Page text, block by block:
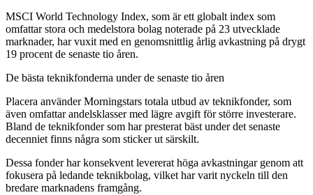
MSCI World Technology Index, som är ett globalt index som
omfattar stora och medelstora bolag noterade på 23 utvecklade
marknader, har vuxit med en genomsnittlig årlig avkastning på drygt
19 procent de senaste tio åren.
De bästa teknikfonderna under de senaste tio åren
Placera använder Morningstars totala utbud av teknikfonder, som
även omfattar andelsklasser med lägre avgift för större investerare.
Bland de teknikfonder som har presterat bäst under det senaste
decenniet finns några som sticker ut särskilt.
Dessa fonder har konsekvent levererat höga avkastningar genom att
fokusera på ledande teknikbolag, vilket har varit nyckeln till den
bredare marknadens framgång.